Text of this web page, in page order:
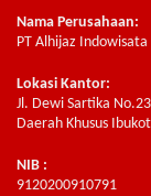
Nama Perusahaan:
PT Alhijaz Indowisata
Lokasi Kantor:
Jl. Dewi Sartika
Daerah Khusus
NIB :
9120200910791